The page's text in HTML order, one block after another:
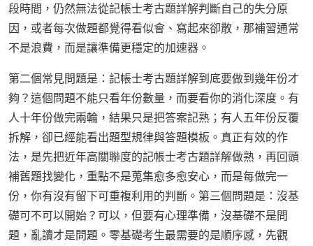
段時間，仍然無法從記帳士考古題詳解判斷自己的失分原
因，或者每次做題都覺得看似會、寫起來卻散，那補習通常
不是浪費，而是讓準備更穩定的加速器。
第二個常見問題是：記帳士考古題詳解到底要做到幾年份才
夠？這個問題不能只看年份數量，而要看你的消化深度。有
人十年份做完兩輪，結果只是把答案記熟；有人五年份反覆
拆解，卻已經能看出題型規律與答題模板。真正有效的作
法，是先把近年高關聯度的記帳士考古題詳解做熟，再回頭
補舊題找變化，重點不是蒐集愈多愈安心，而是每做完一
份，你有沒有留下可重複利用的判斷。第三個問題是：沒基
礎可不可以開始？可以，但要有心理準備，沒基礎不是問
題，亂讀才是問題。零基礎考生最需要的是順序感，先觀